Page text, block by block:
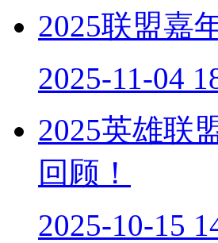
2025联盟嘉
2025-11-04
2025英雄联
回顾！
2025-10-15